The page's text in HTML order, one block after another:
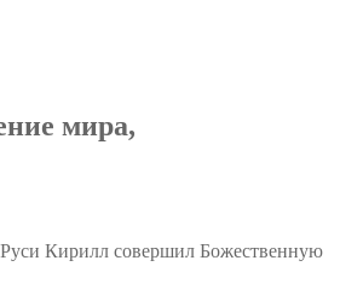
мира,
Кирилл совершил Божественную